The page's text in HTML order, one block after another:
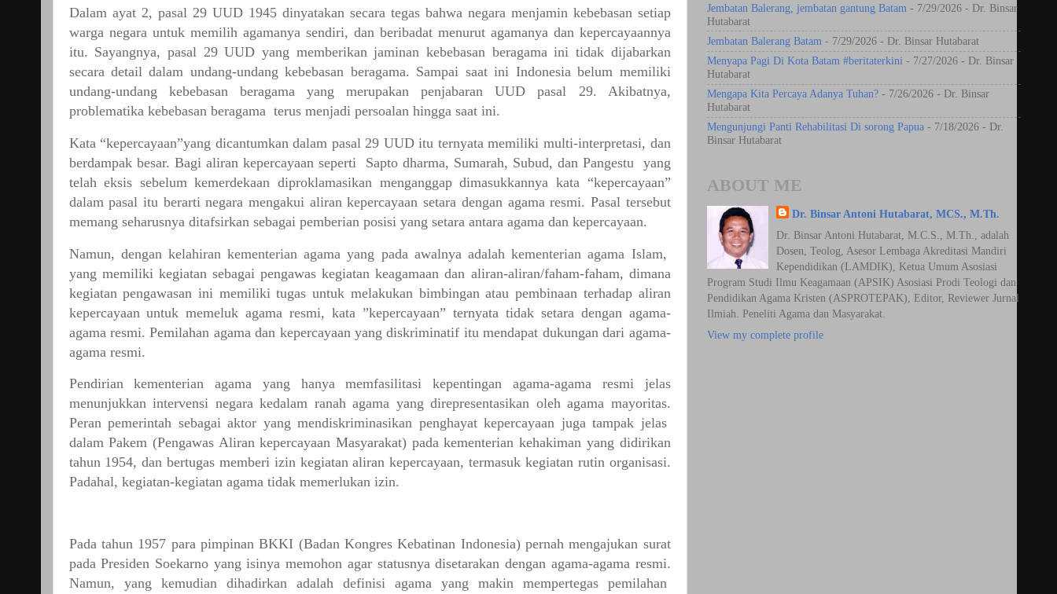
Dalam ayat 2, pasal 29 UUD 1945 dinyatakan secara tegas bahwa negara menjamin kebebasan setiap
warga negara untuk memilih agamanya sendiri, dan beribadat menurut agamanya dan kepercayaannya
itu. Sayangnya, pasal 29 UUD yang memberikan jaminan kebebasan beragama ini tidak dijabarkan
secara detail dalam undang-undang kebebasan beragama. Sampai saat ini Indonesia belum memiliki
undang-undang
kebebasan beragama yang merupakan penjabaran UUD pasal 29.
Akibatnya,
problematika kebebasan beragama terus menjadi persoalan hingga saat ini.
Kata “kepercayaan”yang dicantumkan dalam pasal 29 UUD itu ternyata memiliki multi-interpretasi, dan
berdampak besar. Bagi aliran kepercayaan seperti Sapto dharma, Sumarah, Subud, dan Pangestu
yang
telah eksis sebelum kemerdekaan diproklamasikan menganggap dimasukkannya kata “kepercayaan”
dalam pasal itu berarti negara mengakui aliran kepercayaan setara dengan agama resmi. Pasal tersebut
memang seharusnya ditafsirkan sebagai pemberian posisi yang setara antara agama dan kepercayaan.
Namun, dengan kelahiran kementerian agama yang pada awalnya adalah kementerian agama Islam,
yang memiliki kegiatan sebagai pengawas kegiatan keagamaan dan aliran-aliran/faham-faham, dimana
kegiatan pengawasan ini memiliki tugas untuk melakukan bimbingan atau pembinaan terhadap aliran
kepercayaan untuk memeluk agama resmi, kata ”kepercayaan” ternyata tidak setara dengan agama-
agama resmi. Pemilahan agama dan kepercayaan yang diskriminatif itu mendapat dukungan dari agama-
agama resmi.
Pendirian kementerian agama yang hanya memfasilitasi kepentingan agama-agama resmi
jelas
menunjukkan intervensi negara kedalam ranah agama yang direpresentasikan oleh agama mayoritas.
Peran pemerintah sebagai aktor yang mendiskriminasikan penghayat kepercayaan juga tampak jelas
dalam Pakem (Pengawas Aliran kepercayaan Masyarakat) pada kementerian kehakiman yang didirikan
tahun 1954, dan bertugas memberi izin kegiatan aliran kepercayaan, termasuk kegiatan rutin organisasi.
Padahal, kegiatan-kegiatan agama tidak memerlukan izin.
Pada tahun 1957 para pimpinan BKKI (Badan Kongres Kebatinan Indonesia) pernah mengajukan surat
pada Presiden Soekarno yang isinya memohon agar statusnya disetarakan dengan agama-agama resmi.
Namun,
yang kemudian dihadirkan adalah definisi agama yang makin mempertegas
pemilahan
Jembatan Balerang, jembatan gantung Batam - 7/29/2026- Dr. Binsar
Hutabarat
Jembatan Balerang Batam - 7/29/2026- Dr. Binsar Hutabarat
Menyapa Pagi Di Kota Batam #beritaterkini - 7/27/2026- Dr. Binsar
Hutabarat
Mengapa Kita Percaya Adanya Tuhan?- 7/26/2026- Dr. Binsar
Hutabarat
Mengunjungi Panti Rehabilitasi Di sorong Papua- 7/18/2026- Dr.
Binsar Hutabarat
ABOUT ME
Dr. Binsar Antoni Hutabarat, MCS., M.Th.
Dr. Binsar Antoni Hutabarat, M.C.S., M.Th., adalah
Dosen, Teolog, Asesor Lembaga Akreditasi Mandiri
Kependidikan (LAMDIK), Ketua Umum Asosiasi
Program Studi Ilmu Keagamaan (APSIK) Asosiasi Prodi Teologi dan
Pendidikan Agama Kristen (ASPROTEPAK), Editor, Reviewer Jurnal
Ilmiah. Peneliti Agama dan Masyarakat.
View my complete profile